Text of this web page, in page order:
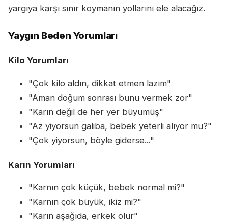
yargıya karşı sınır koymanın yollarını ele alacağız.
Yaygın Beden Yorumları
Kilo Yorumları
"Çok kilo aldın, dikkat etmen lazım"
"Aman doğum sonrası bunu vermek zor"
"Karın değil de her yer büyümüş"
"Az yiyorsun galiba, bebek yeterli alıyor mu?"
"Çok yiyorsun, böyle giderse..."
Karın Yorumları
"Karnın çok küçük, bebek normal mi?"
"Karnın çok büyük, ikiz mi?"
"Karın aşağıda, erkek olur"